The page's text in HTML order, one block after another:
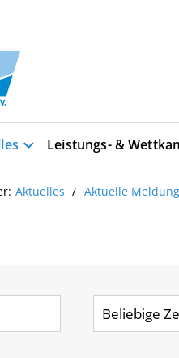
Leistungs- &